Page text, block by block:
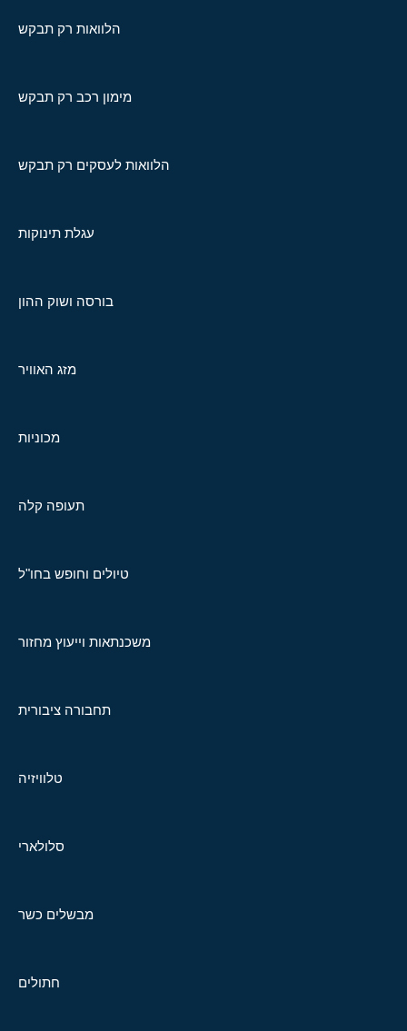
הלוואות רק תבקש
מימון רכב רק תבקש
הלוואות לעסקים רק תבקש
עגלת תינוקות
בורסה ושוק ההון
מזג האוויר
מכוניות
תעופה קלה
טיולים וחופש בחו"ל
משכנתאות וייעוץ מחזור
תחבורה ציבורית
טלוויזיה
סלולארי
מבשלים כשר
חתולים